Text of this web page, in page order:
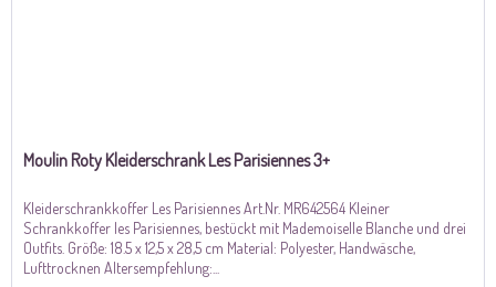
Moulin Roty Kleiderschrank Les Parisiennes 3+
Kleiderschrankkoffer Les Parisiennes Art.Nr. MR642564 Kleiner
Schrankkoffer les Parisiennes, bestückt mit Mademoiselle Blanche und drei
Outfits. Größe: 18.5 x 12,5 x 28,5 cm Material: Polyester, Handwäsche,
Lufttrocknen Altersempfehlung:...